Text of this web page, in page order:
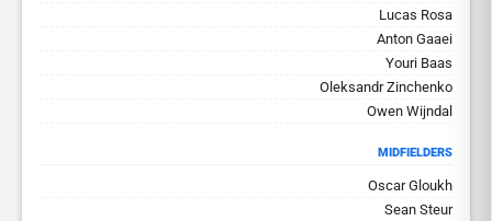
Lucas Rosa
Anton Gaaei
Youri Baas
Oleksandr Zinchenko
Owen Wijndal
MIDFIELDERS
Oscar Gloukh
Sean Steur